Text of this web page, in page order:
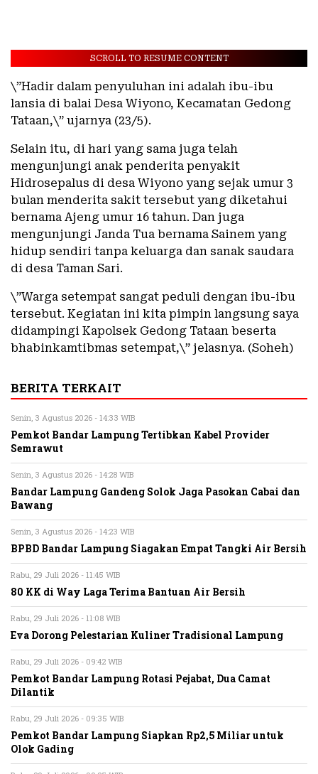
SCROLL TO RESUME CONTENT
\”Hadir dalam penyuluhan ini adalah ibu-ibu
lansia di balai Desa Wiyono, Kecamatan Gedong
Tataan,\” ujarnya (23/5).
Selain itu, di hari yang sama juga telah
mengunjungi anak penderita penyakit
Hidrosepalus di desa Wiyono yang sejak umur 3
bulan menderita sakit tersebut yang diketahui
bernama Ajeng umur 16 tahun. Dan juga
mengunjungi Janda Tua bernama Sainem yang
hidup sendiri tanpa keluarga dan sanak saudara
di desa Taman Sari.
\”Warga setempat sangat peduli dengan ibu-ibu
tersebut. Kegiatan ini kita pimpin langsung saya
didampingi Kapolsek Gedong Tataan beserta
bhabinkamtibmas setempat,\” jelasnya. (Soheh)
BERITA TERKAIT
Senin, 3 Agustus 2026 - 14:33 WIB
Pemkot Bandar Lampung Tertibkan Kabel Provider
Semrawut
Senin, 3 Agustus 2026 - 14:28 WIB
Bandar Lampung Gandeng Solok Jaga Pasokan Cabai dan
Bawang
Senin, 3 Agustus 2026 - 14:23 WIB
BPBD Bandar Lampung Siagakan Empat Tangki Air Bersih
Rabu, 29 Juli 2026 - 11:45 WIB
80 KK di Way Laga Terima Bantuan Air Bersih
Rabu, 29 Juli 2026 - 11:08 WIB
Eva Dorong Pelestarian Kuliner Tradisional Lampung
Rabu, 29 Juli 2026 - 09:42 WIB
Pemkot Bandar Lampung Rotasi Pejabat, Dua Camat
Dilantik
Rabu, 29 Juli 2026 - 09:35 WIB
Pemkot Bandar Lampung Siapkan Rp2,5 Miliar untuk
Olok Gading